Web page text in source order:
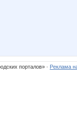
порталов» · Реклама